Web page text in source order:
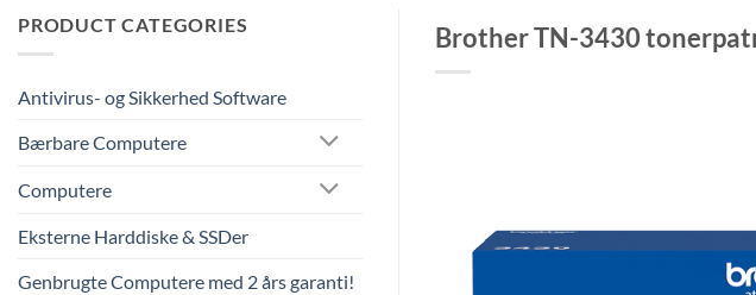
PRODUCT CATEGORIES
Antivirus- og Sikkerhed Software
Bærbare Computere
Computere
Eksterne Harddiske & SSDer
Genbrugte Computere med 2 års garanti!
Brother TN-3430